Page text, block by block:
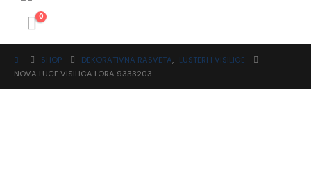
0
SHOP DEKORATIVNA RASVETA, LUSTERI I VISILICE
NOVA LUCE VISILICA LORA 9333203